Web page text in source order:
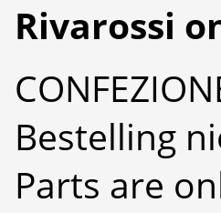
Rivarossi
Bestelling
Parts are